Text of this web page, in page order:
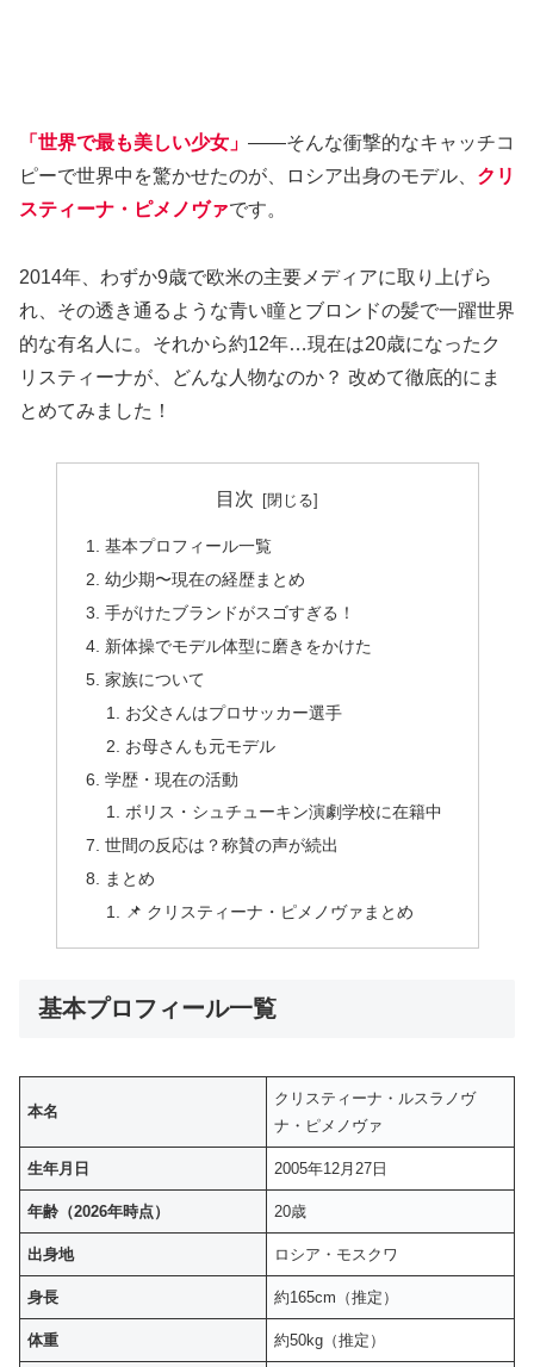
「世界で最も美しい少女」 ――そんな衝撃的なキャッチコ
ピーで世界中を驚かせたのが、ロシア出身のモデル、 クリ
スティーナ・ピメノヴァです。
2014年、わずか9歳で欧米の主要メディアに取り上げら
れ、その透き通るような青い瞳とブロンドの髪で一躍世界
的な有名人に。それから約12年…現在は20歳になったク
リスティーナが、どんな人物なのか？ 改めて徹底的にま
とめてみました！
目次
基本プロフィール一覧
幼少期〜現在の経歴まとめ
手がけたブランドがスゴすぎる！
新体操でモデル体型に磨きをかけた
家族について
お父さんはプロサッカー選手
お母さんも元モデル
学歴・現在の活動
ボリス・シュチューキン演劇学校に在籍中
世間の反応は？称賛の声が続出
まとめ
📌 クリスティーナ・ピメノヴァまとめ
基本プロフィール一覧
本名
クリスティーナ・ルスラノヴ
ナ・ピメノヴァ
生年月日 2005年12月27日
年齢（2026年時点） 20歳
出身地 ロシア・モスクワ
身長 約165cm（推定）
体重 約50kg（推定）